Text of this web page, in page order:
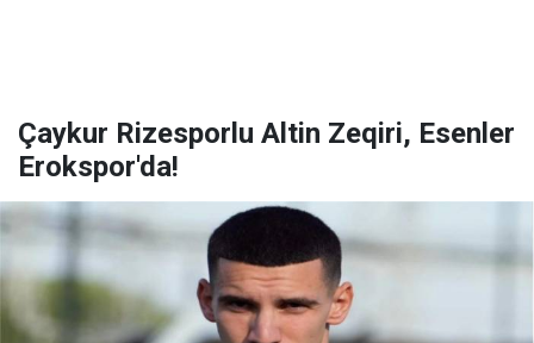
Çaykur Rizesporlu Altin Zeqiri, Esenler
Erokspor'da!